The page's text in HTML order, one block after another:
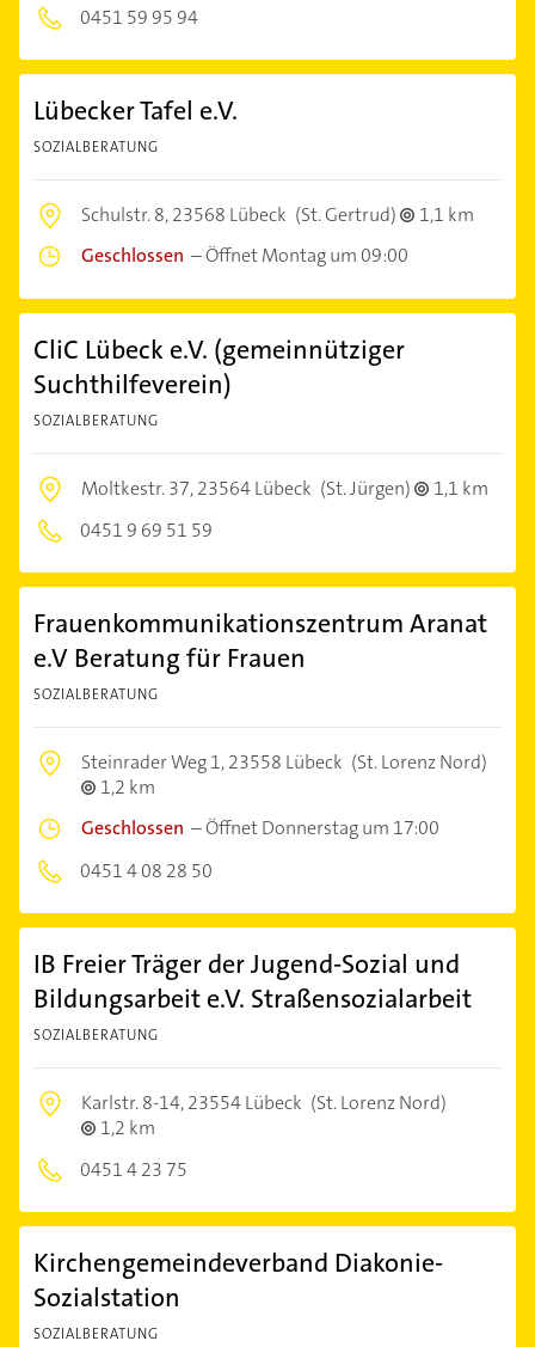
0451 59 95 94
Lübecker Tafel e.V.
SOZIALBERATUNG
Schulstr. 8,23568 Lübeck (St. Gertrud)
1,1 km
Geschlossen –Öffnet Montag um 09:00
CliC Lübeck e.V. (gemeinnütziger
Suchthilfeverein)
SOZIALBERATUNG
Moltkestr. 37,23564 Lübeck (St. Jürgen)
1,1 km
0451 9 69 51 59
Frauenkommunikationszentrum Aranat
e.V Beratung für Frauen
SOZIALBERATUNG
Steinrader Weg 1,23558 Lübeck (St. Lorenz Nord)
1,2 km
Geschlossen –Öffnet Donnerstag um 17:00
0451 4 08 28 50
IB Freier Träger der Jugend-Sozial und
Bildungsarbeit e.V. Straßensozialarbeit
SOZIALBERATUNG
Karlstr. 8-14,23554 Lübeck (St. Lorenz Nord)
1,2 km
0451 4 23 75
Kirchengemeindeverband Diakonie-
Sozialstation
SOZIALBERATUNG